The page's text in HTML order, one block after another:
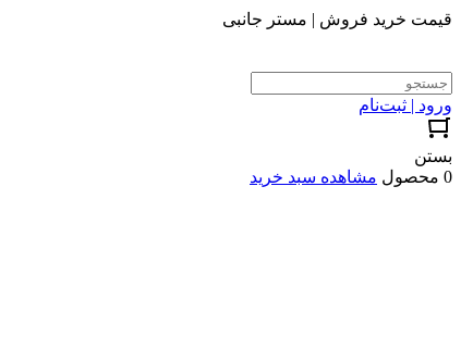
قیمت خرید فروش | مستر جانبی
ورود | ثبت‌نام
بستن
0 محصول
مشاهده سبد خرید